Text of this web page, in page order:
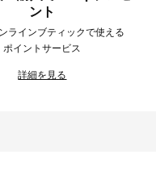
ント
ラインブティックで使える
ポイントサービス
詳細を見る